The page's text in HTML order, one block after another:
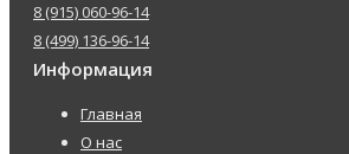
8 (915) 060-96-14
8 (499) 136-96-14
Информация
Главная
О нас